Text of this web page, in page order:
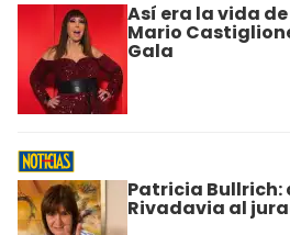
Así era la vida
Mario
Gala
Patricia Bullrich:
Rivadavia al